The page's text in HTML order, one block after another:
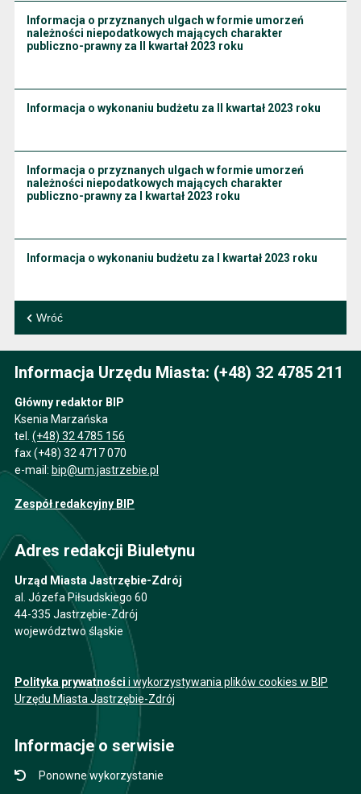
Informacja o przyznanych ulgach w formie umorzeń
należności niepodatkowych mających charakter
publiczno-prawny za II kwartał 2023 roku
Informacja o wykonaniu budżetu za II kwartał 2023 roku
Informacja o przyznanych ulgach w formie umorzeń
należności niepodatkowych mających charakter
publiczno-prawny za I kwartał 2023 roku
Informacja o wykonaniu budżetu za I kwartał 2023 roku
Wróć
Informacja Urzędu Miasta: (+48) 32 4785 211
Główny redaktor BIP
Ksenia Marzańska
tel. (+48) 32 4785 156
fax (+48) 32 4717 070
e-mail: bip@um.jastrzebie.pl
Zespół redakcyjny BIP
Adres redakcji Biuletynu
Urząd Miasta Jastrzębie-Zdrój
al. Józefa Piłsudskiego 60
44-335 Jastrzębie-Zdrój
województwo śląskie
Polityka prywatności i wykorzystywania plików cookies w BIP
Urzędu Miasta Jastrzębie-Zdrój
Informacje o serwisie
Ponowne wykorzystanie